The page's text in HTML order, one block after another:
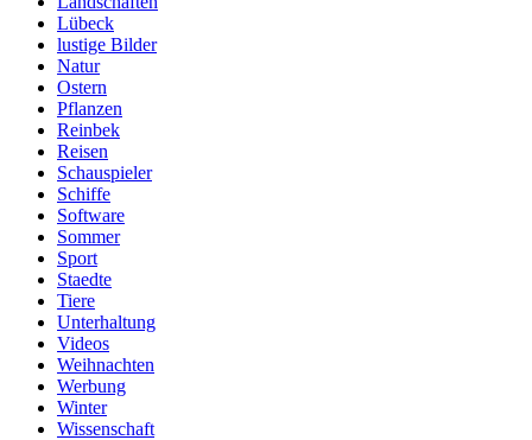
Lübeck
lustige Bilder
Natur
Ostern
Pflanzen
Reinbek
Reisen
Schauspieler
Schiffe
Software
Sommer
Sport
Staedte
Tiere
Unterhaltung
Videos
Weihnachten
Werbung
Winter
Wissenschaft